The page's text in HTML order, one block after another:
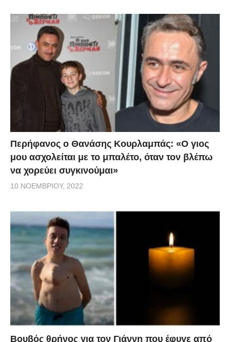
Περήφανος ο Θανάσης Κουρλαμπάς: «Ο γιος
μου ασχολείται με το μπαλέτο, όταν τον βλέπω
να χορεύει συγκινούμαι»
10 ΝΟΕΜΒΡΊΟΥ, 2022
Βουβός θρήνος για τον Γιάννη που έφυγε από